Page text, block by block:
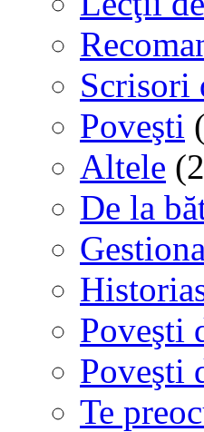
Scrisori
Poveşti
Altele
De la
Poveşti
Poveşti
Te